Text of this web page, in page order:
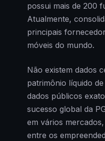
possui mais de 200
Atualmente,
principais
móveis do mundo.
Não existem dados
patrimônio líquido
dados públicos
sucesso global da
em vários
entre os